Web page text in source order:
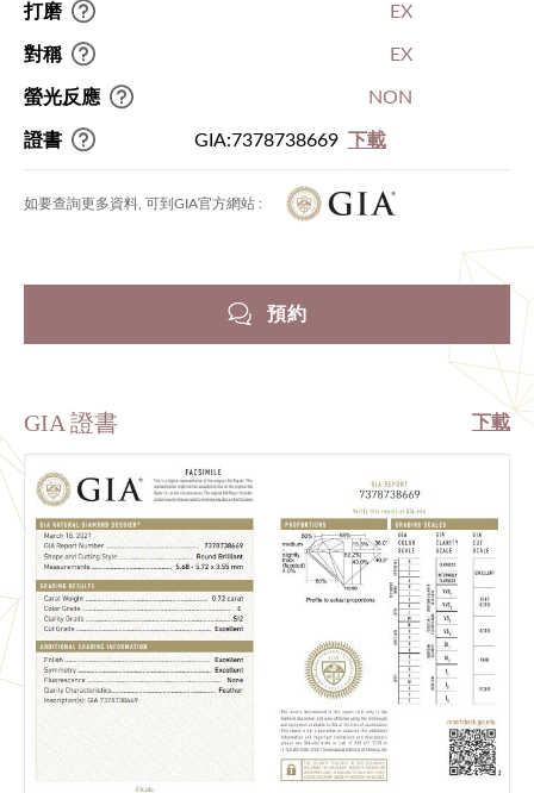
打磨 EX
對稱 EX
螢光反應 NON
證書 GIA:7378738669 下載
如要查詢更多資料, 可到GIA官方網站 :
預約
GIA 證書 下載